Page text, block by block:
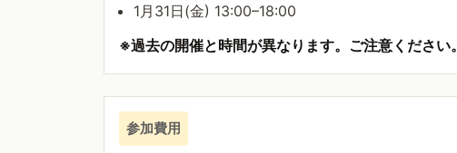
1月31日(金) 13:00–18:00
※過去の開催と時間が異なります。ご注意ください。
参加費用